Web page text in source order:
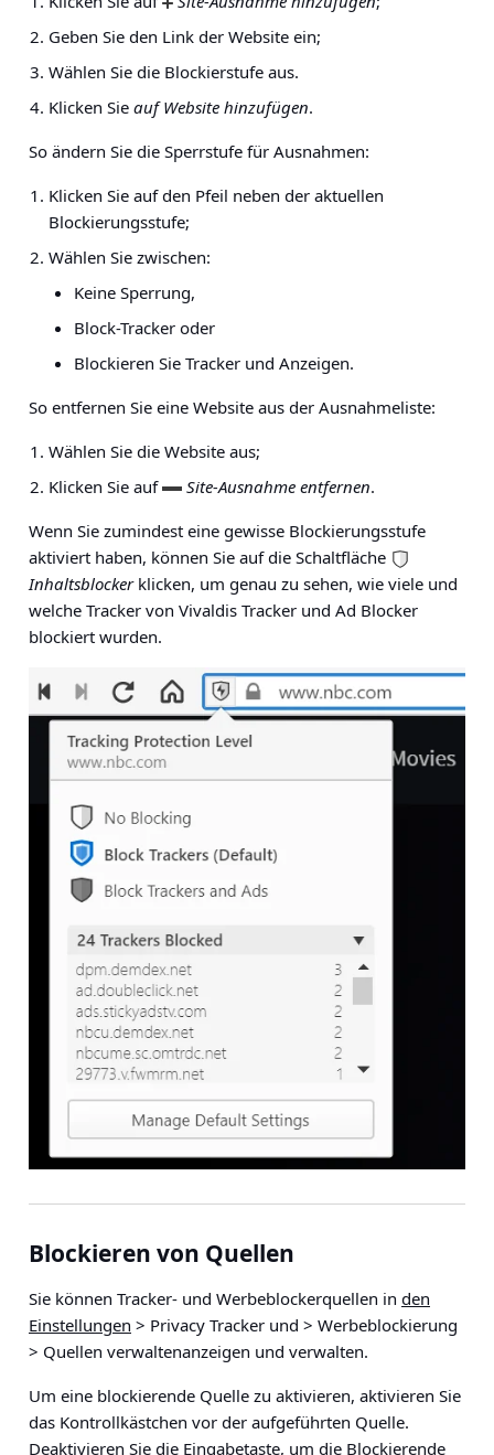
Geben Sie den Link der Website ein;
Wählen Sie die Blockierstufe aus.
Klicken Sie auf Website hinzufügen.
So ändern Sie die Sperrstufe für Ausnahmen:
Klicken Sie auf den Pfeil neben der aktuellen
Blockierungsstufe;
Wählen Sie zwischen:
Keine Sperrung,
Block-Tracker oder
Blockieren Sie Tracker und Anzeigen.
So entfernen Sie eine Website aus der Ausnahmeliste:
Wählen Sie die Website aus;
Klicken Sie auf
Site-Ausnahme entfernen.
Wenn Sie zumindest eine gewisse Blockierungsstufe
aktiviert haben, können Sie auf die Schaltfläche
Inhaltsblockerklicken, um genau zu sehen, wie viele und
welche Tracker von Vivaldis Tracker und Ad Blocker
blockiert wurden.
Blockieren von Quellen
Sie können Tracker- und Werbeblockerquellen in den
Einstellungen > Privacy Tracker und > Werbeblockierung
> Quellen verwaltenanzeigen und verwalten.
Um eine blockierende Quelle zu aktivieren, aktivieren Sie
das Kontrollkästchen vor der aufgeführten Quelle.
Deaktivieren Sie die Eingabetaste, um die Blockierende